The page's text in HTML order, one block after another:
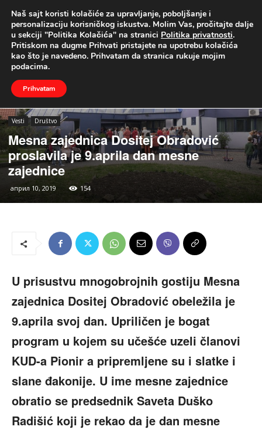
UŽIVO
Naslovna Vesti Društvo
Vesti Društvo
Mesna zajednica Dositej Obradović
proslavila je 9.aprila dan mesne
zajednice
април 10, 2019 154
U prisustvu mnogobrojnih gostiju Mesna
zajednica Dositej Obradović obeležila je
9.aprila svoj dan. Upriličen je bogat
program u kojem su učešće uzeli članovi
KUD-a Pionir a pripremljene su i slatke i
slane đakonije. U ime mesne zajednice
obratio se predsednik Saveta Duško
Radišić koji je rekao da je dan mesne
Naš sajt koristi kolačiće za upravljanje, poboljšanje i
personalizaciju korisničkog iskustva. Molim Vas, pročitajte dalje
u sekciji "Politika Kolačića" na stranici Politika privatnosti.
Pritiskom na dugme Prihvati pristajete na upotrebu kolačića
kao što je navedeno. Prihvatam da stranica rukuje mojim
podacima.
Prihvatam